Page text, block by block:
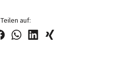
Teilen auf: